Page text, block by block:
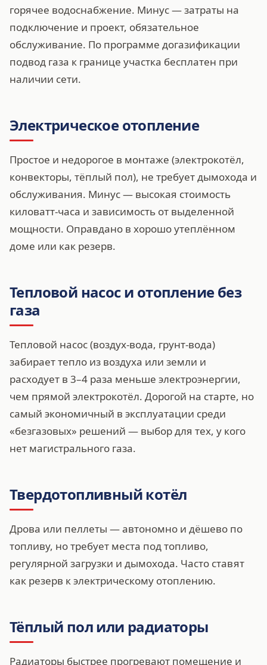
горячее водоснабжение. Минус — затраты на
подключение и проект, обязательное
обслуживание. По программе догазификации
подвод газа к границе участка бесплатен при
наличии сети.
Электрическое отопление
Простое и недорогое в монтаже (электрокотёл,
конвекторы, тёплый пол), не требует дымохода и
обслуживания. Минус — высокая стоимость
киловатт-часа и зависимость от выделенной
мощности. Оправдано в хорошо утеплённом
доме или как резерв.
Тепловой насос и отопление без
газа
Тепловой насос (воздух-вода, грунт-вода)
забирает тепло из воздуха или земли и
расходует в 3–4 раза меньше электроэнергии,
чем прямой электрокотёл. Дорогой на старте, но
самый экономичный в эксплуатации среди
«безгазовых» решений — выбор для тех, у кого
нет магистрального газа.
Твердотопливный котёл
Дрова или пеллеты — автономно и дёшево по
топливу, но требует места под топливо,
регулярной загрузки и дымохода. Часто ставят
как резерв к электрическому отоплению.
Тёплый пол или радиаторы
Радиаторы быстрее прогревают помещение и